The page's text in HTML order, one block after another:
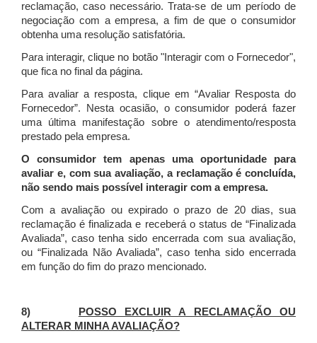
reclamação, caso necessário.Trata-se de um período de
negociação com a empresa, a fim de que o consumidor
obtenha uma resolução satisfatória.
Para interagir, clique no botão "Interagir com o Fornecedor",
que fica no final da página.
Para avaliar a resposta, clique em “Avaliar Resposta do
Fornecedor”. Nesta ocasião, o consumidor poderá fazer
uma última manifestação sobre o atendimento/resposta
prestado pela empresa.
O consumidor tem apenas uma oportunidade para
avaliar e, com sua avaliação, a reclamação é concluída,
não sendo mais possível interagir com a empresa.
Com a avaliação ou expirado o prazo de 20 dias, sua
reclamação é finalizada e receberá o status de “Finalizada
Avaliada”, caso tenha sido encerrada com sua avaliação,
ou “Finalizada Não Avaliada”, caso tenha sido encerrada
em função do fim do prazo mencionado.
8)
POSSO EXCLUIR A RECLAMAÇÃO OU
ALTERAR MINHA AVALIAÇÃO?